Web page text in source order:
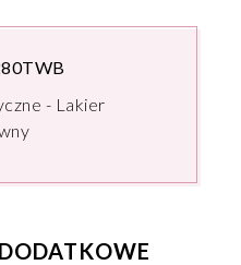
- Lakier